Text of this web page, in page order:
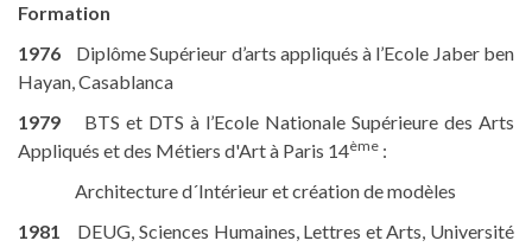
Formation
1976 Diplôme Supérieur d’arts appliqués à l’Ecole Jaber ben
Hayan, Casablanca
1979 BTS et DTS à l’Ecole Nationale Supérieure des Arts
Appliqués et des Métiers d'Art à Paris 14ème :
Architecture d´Intérieur et création de modèles
1981 DEUG, Sciences Humaines, Lettres et Arts, Université